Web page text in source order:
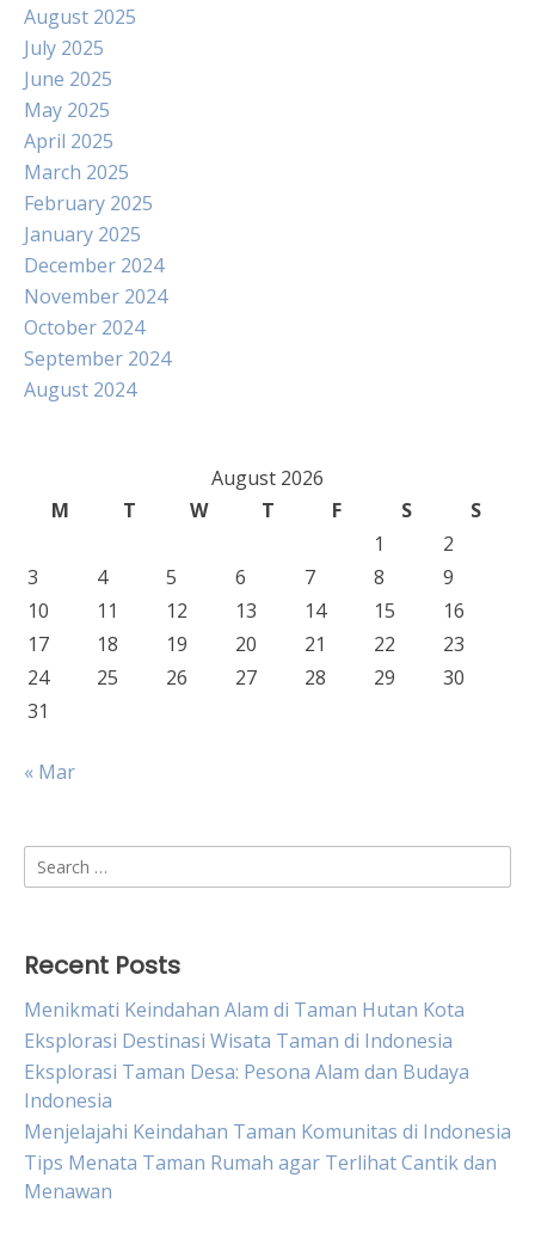
August 2025
July 2025
June 2025
May 2025
April 2025
March 2025
February 2025
January 2025
December 2024
November 2024
October 2024
September 2024
August 2024
August 2026
M
T W T F S
S
1
2
3
4 5 6 7 8
9
10
11 12 13 14 15
16
17
18 19 20 21 22
23
24
25 26 27 28 29
30
31
« Mar
Search
for:
Recent Posts
Menikmati Keindahan Alam di Taman Hutan Kota
Eksplorasi Destinasi Wisata Taman di Indonesia
Eksplorasi Taman Desa: Pesona Alam dan Budaya
Indonesia
Menjelajahi Keindahan Taman Komunitas di Indonesia
Tips Menata Taman Rumah agar Terlihat Cantik dan
Menawan